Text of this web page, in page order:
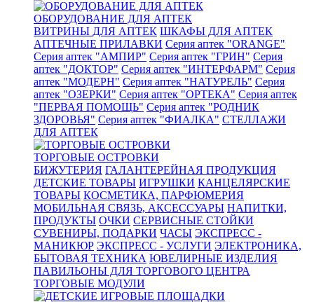
ОБОРУДОВАНИЕ ДЛЯ АПТЕК
ВИТРИНЫ ДЛЯ АПТЕК ШКАФЫ ДЛЯ АПТЕК
АПТЕЧНЫЕ ПРИЛАВКИ Серия аптек "ORANGE"
Серия аптек "АМПИР" Серия аптек "ГРИН" Серия
аптек "ДОКТОР" Серия аптек "ИНТЕРФАРМ" Серия
аптек "МОДЕРН" Серия аптек "НАТУРЕЛЬ" Серия
аптек "ОЗЕРКИ" Серия аптек "ОРТЕКА" Серия аптек
"ПЕРВАЯ ПОМОЩЬ" Серия аптек "РОДНИК
ЗДОРОВЬЯ" Серия аптек "ФИАЛКА" СТЕЛЛАЖИ
ДЛЯ АПТЕК
ТОРГОВЫЕ ОСТРОВКИ
БИЖУТЕРИЯ ГАЛАНТЕРЕЙНАЯ ПРОДУКЦИЯ
ДЕТСКИЕ ТОВАРЫ ИГРУШКИ КАНЦЕЛЯРСКИЕ
ТОВАРЫ КОСМЕТИКА, ПАРФЮМЕРИЯ
МОБИЛЬНАЯ СВЯЗЬ, АКСЕССУАРЫ НАПИТКИ,
ПРОДУКТЫ ОЧКИ СЕРВИСНЫЕ СТОЙКИ
СУВЕНИРЫ, ПОДАРКИ ЧАСЫ ЭКСПРЕСС -
МАНИКЮР ЭКСПРЕСС - УСЛУГИ ЭЛЕКТРОНИКА,
БЫТОВАЯ ТЕХНИКА ЮВЕЛИРНЫЕ ИЗДЕЛИЯ
ПАВИЛЬОНЫ ДЛЯ ТОРГОВОГО ЦЕНТРА
ТОРГОВЫЕ МОДУЛИ